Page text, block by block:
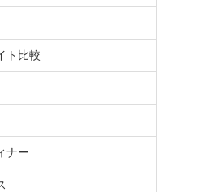
ト比較
ナー